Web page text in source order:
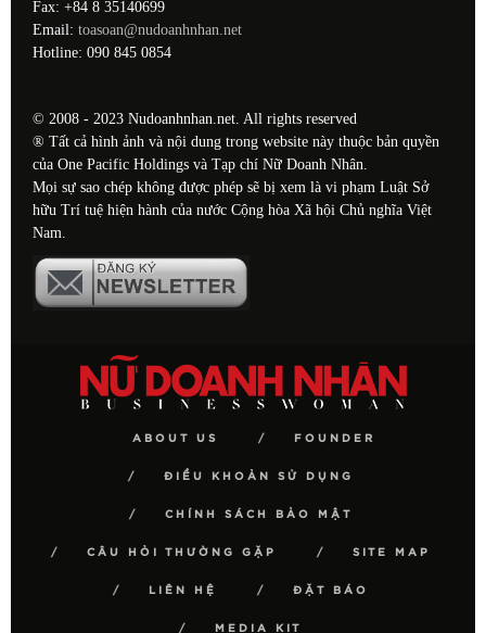
Fax: +84 8 35140699
Email: toasoan@nudoanhnhan.net
Hotline: 090 845 0854
© 2008 - 2023 Nudoanhnhan.net. All rights reserved
® Tất cả hình ảnh và nội dung trong website này thuộc bản quyền
của One Pacific Holdings và Tạp chí Nữ Doanh Nhân.
Mọi sự sao chép không được phép sẽ bị xem là vi phạm Luật Sở
hữu Trí tuệ hiện hành của nước Cộng hòa Xã hội Chủ nghĩa Việt
Nam.
ABOUT US FOUNDER
ĐIỀU KHOẢN SỬ DỤNG
CHÍNH SÁCH BẢO MẬT
CÂU HỎI THƯỜNG GẶP SITE MAP
LIÊN HỆ ĐẶT BÁO
MEDIA KIT